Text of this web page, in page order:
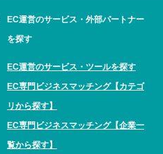
EC運営のサービス・外部パートナー
を探す
EC運営のサービス・ツールを探す
EC専門ビジネスマッチング【カテゴ
リから探す】
EC専門ビジネスマッチング【企業一
覧から探す】